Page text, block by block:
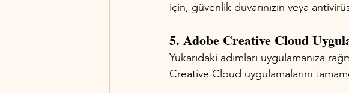
için, güvenlik duvarınızın veya
5. Adobe Creative Cloud
Yukarıdaki adımları uygulamanıza
Creative Cloud uygulamalarını